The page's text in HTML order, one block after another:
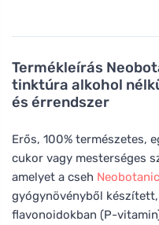
Termékleírás
tinktúra alkohol
és érrendszer
Erős, 100% természetes,
cukor vagy mesterséges
amelyet a cseh
gyógynövényből
flavonoidokban (P-